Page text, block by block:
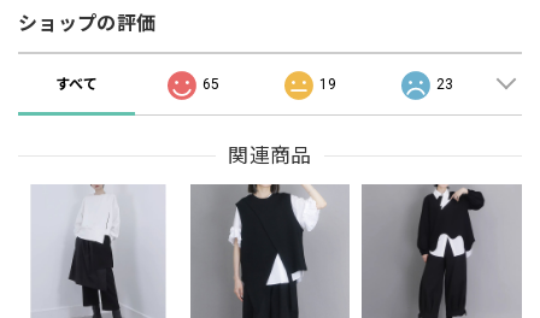
ショップの評価
すべて 65 19 23
関連商品